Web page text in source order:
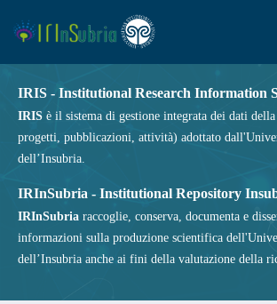
IRIS - Institutional Research Information
IRIS è il sistema di gestione integrata dei dati
progetti, pubblicazioni, attività) adottato
dell’Insubria.
IRInSubria - Institutional Repository
IRInSubria raccoglie, conserva, documenta e
informazioni sulla produzione scientifica
dell’Insubria anche ai fini della valutazione della